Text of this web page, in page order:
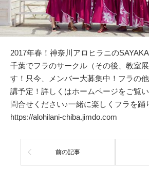
2017年春！神奈川アロヒラニの
千葉でフラのサークル（その後、教室
す！只今、メンバー大募集中！フラの
講予定！詳しくはホームページをご覧
問合せください♪一緒に楽しくフラを踊
https://alohilani-chiba.jimdo.com
前の記事